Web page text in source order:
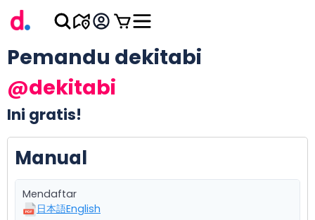
Pemandu dekitabi
@dekitabi
Ini gratis!
Manual
Mendaftar
日本語English